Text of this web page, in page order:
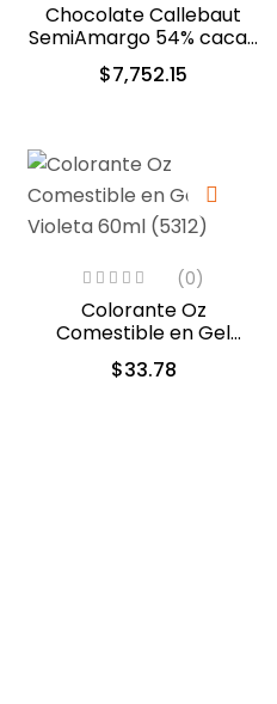
Chocolate Callebaut
SemiAmargo 54% cacao
13.6kg. (40-8410)
$7,752.15
(0)
Colorante Oz
Comestible en Gel
Violeta 60ml (5312)
$33.78